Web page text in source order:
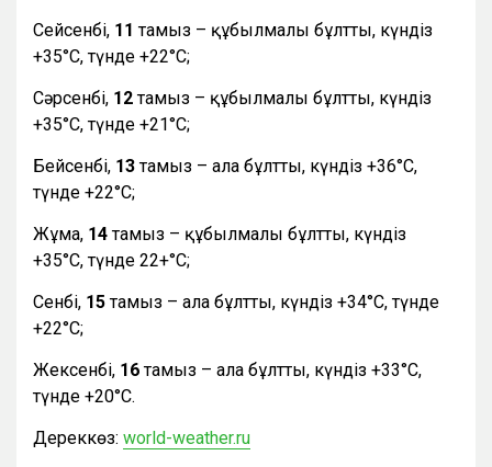
Сейсенбі, 11тамыз – құбылмалы бұлтты, күндіз
+35°С, түнде +22°С;
Сәрсенбі, 12тамыз – құбылмалы бұлтты, күндіз
+35°С, түнде +21°С;
Бейсенбі, 13тамыз – ала бұлтты, күндіз +36°С,
түнде +22°С;
Жұма, 14тамыз – құбылмалы бұлтты, күндіз
+35°С, түнде 22+°С;
Сенбі, 15тамыз – ала бұлтты, күндіз +34°С, түнде
+22°С;
Жексенбі, 16тамыз – ала бұлтты, күндіз +33°С,
түнде +20°С.
Дереккөз: world-weather.ru